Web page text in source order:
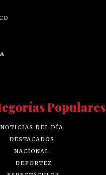
Populares
NOTICIAS DEL DÍA
DESTACADOS
NACIONAL
DEPORTEZ